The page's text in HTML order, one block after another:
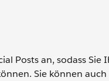
Posts an, sodass Sie
Sie können